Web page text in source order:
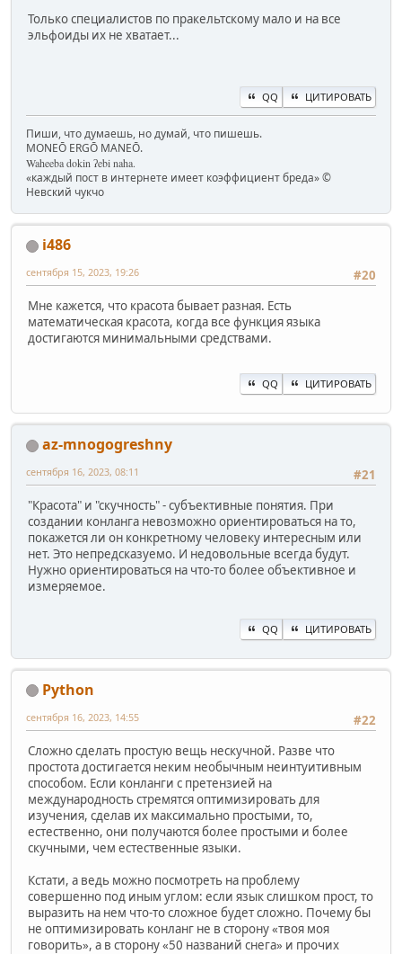
Только специалистов по пракельтскому мало и на все
эльфоиды их не хватает...
QQ ЦИТИРОВАТЬ
Пиши, что думаешь, но думай, что пишешь.
MONEŌ ERGŌ MANEŌ.
Waheeba dokin ʔebi naha.
«каждый пост в интернете имеет коэффициент бреда» ©
Невский чукчо
i486
#20
сентября 15, 2023, 19:26
Мне кажется, что красота бывает разная. Есть
математическая красота, когда все функция языка
достигаются минимальными средствами.
QQ ЦИТИРОВАТЬ
az-mnogogreshny
#21
сентября 16, 2023, 08:11
"Красота" и "скучность" - субъективные понятия. При
создании конланга невозможно ориентироваться на то,
покажется ли он конкретному человеку интересным или
нет. Это непредсказуемо. И недовольные всегда будут.
Нужно ориентироваться на что-то более объективное и
измеряемое.
QQ ЦИТИРОВАТЬ
Python
#22
сентября 16, 2023, 14:55
Сложно сделать простую вещь нескучной. Разве что
простота достигается неким необычным неинтуитивным
способом. Если конланги с претензией на
международность стремятся оптимизировать для
изучения, сделав их максимально простыми, то,
естественно, они получаются более простыми и более
скучными, чем естественные языки.
Кстати, а ведь можно посмотреть на проблему
совершенно под иным углом: если язык слишком прост, то
выразить на нем что-то сложное будет сложно. Почему бы
не оптимизировать конланг не в сторону «твоя моя
говорить», а в сторону «50 названий снега» и прочих